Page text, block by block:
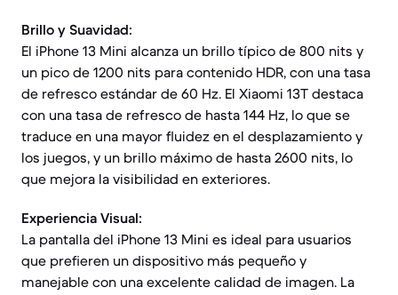
Brillo y Suavidad:
El iPhone 13 Mini alcanza un brillo típico de 800 nits y
un pico de 1200 nits para contenido HDR, con una tasa
de refresco estándar de 60 Hz. El Xiaomi 13T destaca
con una tasa de refresco de hasta 144 Hz, lo que se
traduce en una mayor fluidez en el desplazamiento y
los juegos, y un brillo máximo de hasta 2600 nits, lo
que mejora la visibilidad en exteriores.
Experiencia Visual:
La pantalla del iPhone 13 Mini es ideal para usuarios
que prefieren un dispositivo más pequeño y
manejable con una excelente calidad de imagen. La